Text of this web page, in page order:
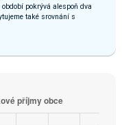
pokrývá alespoň dva
také srovnání s